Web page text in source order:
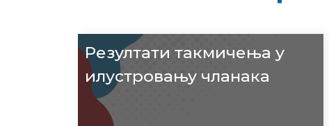
Резултати такмичења у
илустровању чланака